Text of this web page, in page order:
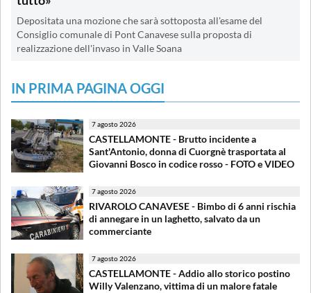
Depositata una mozione che sarà sottoposta all'esame del
Consiglio comunale di Pont Canavese sulla proposta di
realizzazione dell'invaso in Valle Soana
IN PRIMA PAGINA OGGI
7 agosto 2026
CASTELLAMONTE - Brutto incidente a
Sant'Antonio, donna di Cuorgnè trasportata al
Giovanni Bosco in codice rosso - FOTO e VIDEO
7 agosto 2026
RIVAROLO CANAVESE - Bimbo di 6 anni rischia
di annegare in un laghetto, salvato da un
commerciante
7 agosto 2026
CASTELLAMONTE - Addio allo storico postino
Willy Valenzano, vittima di un malore fatale